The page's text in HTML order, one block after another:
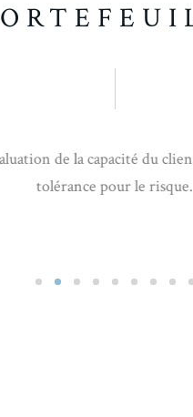
de la capacité du
tolérance pour le risque.